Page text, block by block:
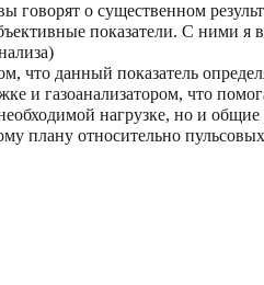
говорят о существенном
показатели. С ними я
что данный показатель
и газоанализатором, что
нагрузке, но и
плану относительно